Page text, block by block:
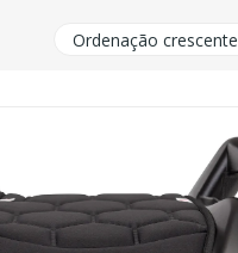
Ordenação crescente